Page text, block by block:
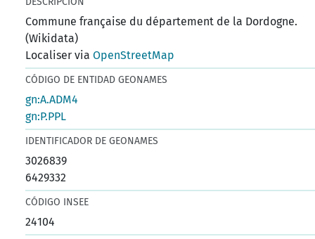
Commune française du département de la Dordogne.
(Wikidata)
Localiser viaOpenStreetMap
CÓDIGO DE ENTIDAD GEONAMES
gn:A.ADM4
gn:P.PPL
IDENTIFICADOR DE GEONAMES
3026839
6429332
CÓDIGO INSEE
24104